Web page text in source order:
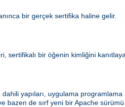
bir gerçek sertifika haline gelir.
bir öğenin kimliğini
yapıları, uygulama
bazen de sırf yeni bir Apache